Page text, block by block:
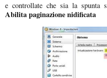
e controllate che sia la spunta
Abilita paginazione nidificata